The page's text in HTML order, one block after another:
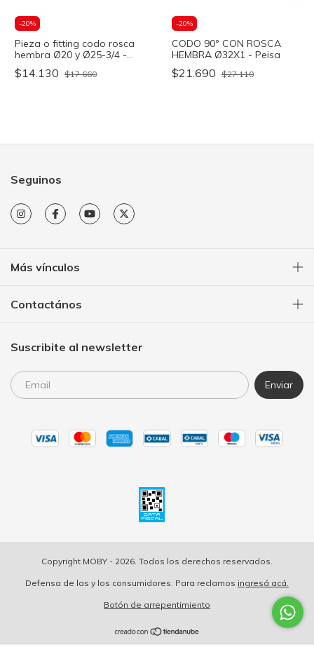
-20%
Pieza o fitting codo rosca
hembra Ø20 y Ø25-3/4 -
OFITT
$14.130 $17.660
-20%
CODO 90º CON ROSCA
HEMBRA Ø32X1 - Peisa
$21.690 $27.110
Seguinos
Más vínculos
Contactános
Suscribite al newsletter
Copyright MOBY - 2026. Todos los derechos reservados.
Defensa de las y los consumidores. Para reclamos ingresá acá.
Botón de arrepentimiento